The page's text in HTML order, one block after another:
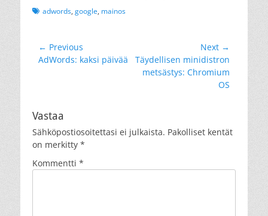
Tagsadwords, google, mainos
Artikkelien
selaus
← Previous
Previous
AdWords: kaksi päivää
Next →
Next
post:
Täydellisen minidistron
metsästys: Chromium
OS
Vastaa
Sähköpostiosoitettasi ei julkaista. Pakolliset kentät
on merkitty *
Kommentti *